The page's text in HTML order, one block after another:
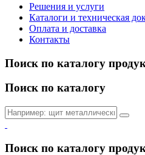
Решения и услуги
Каталоги и техническая
Оплата и доставка
Контакты
Поиск по каталогу
Поиск по каталогу
Поиск по каталогу